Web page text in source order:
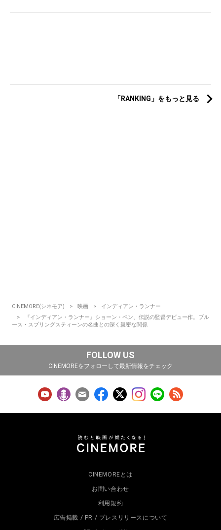
「RANKING」をもっと見る
CINEMORE(シネモア) 映画
インディアン・ランナー
『インディアン・ランナー』ショーン・ペン、伝説の監督デビュー作。ブル
ース・スプリングスティーンの名曲との深く親密な関係
FOLLOW US
CINEMOREをフォローして最新情報をチェック
CINEMOREとは
お問い合わせ
利用規約
広告掲載 / PR / プレスリリースについて